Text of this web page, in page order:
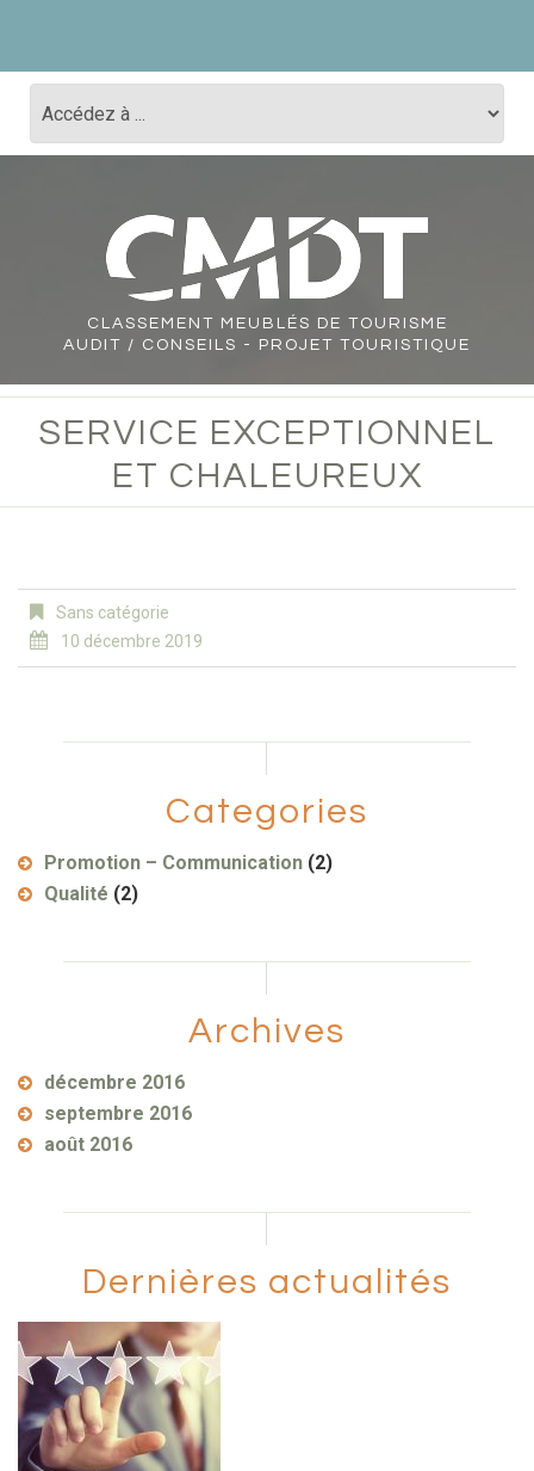
CLASSEMENT
MEUBLÉS DE TOURISME
AUDIT / CONSEILS - PROJET TOURISTIQUE
SERVICE EXCEPTIONNEL
ET CHALEUREUX
Sans catégorie
10 décembre 2019
Categories
Promotion – Communication (2)
Qualité (2)
Archives
décembre 2016
septembre 2016
août 2016
Dernières actualités